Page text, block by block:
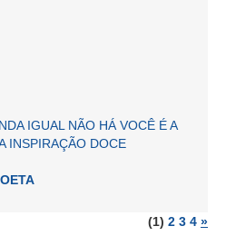
IGUAL NÃO HÁ VOCÊ É A
INSPIRAÇÃO DOCE
(1) 2 3 4 »